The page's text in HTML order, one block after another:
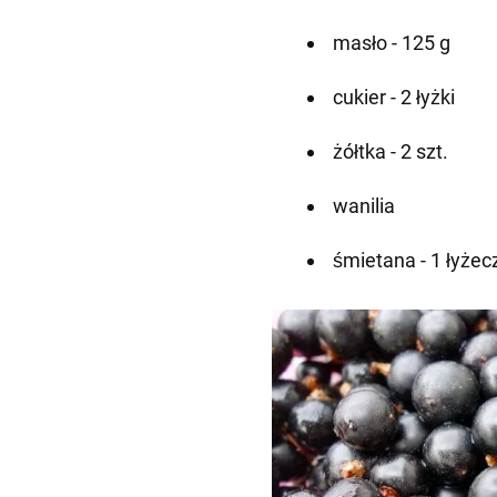
masło - 125 g
cukier - 2 łyżki
żółtka - 2 szt.
wanilia
śmietana - 1